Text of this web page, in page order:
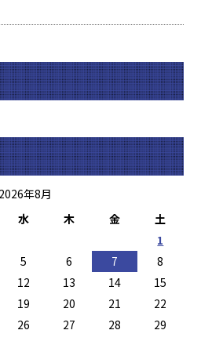
2026年8月
水 木 金
土
1
5 6 7
8
12 13 14
15
19 20 21
22
26 27 28
29